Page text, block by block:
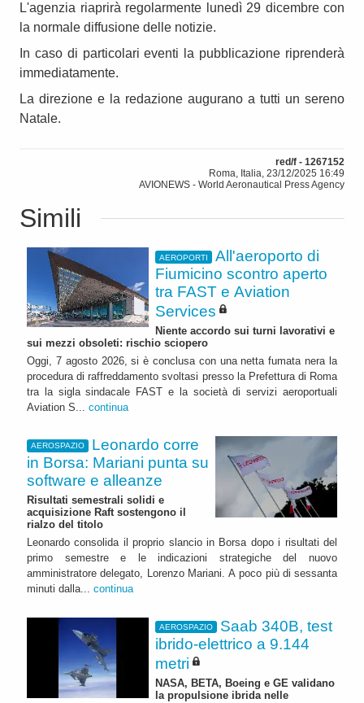
L'agenzia riaprirà regolarmente lunedì 29 dicembre con
la normale diffusione delle notizie.
In caso di particolari eventi la pubblicazione riprenderà
immediatamente.
La direzione e la redazione augurano a tutti un sereno
Natale.
red/f - 1267152
Roma, Italia, 23/12/2025 16:49
AVIONEWS - World Aeronautical Press Agency
Simili
AEROPORTI
All'aeroporto di
Fiumicino scontro aperto
tra FAST e Aviation
Services
Niente accordo sui turni lavorativi e
sui mezzi obsoleti: rischio sciopero
Oggi, 7 agosto 2026, si è conclusa con una netta fumata nera la
procedura di raffreddamento svoltasi presso la Prefettura di Roma
tra la sigla sindacale FAST e la società di servizi aeroportuali
Aviation S... continua
AEROSPAZIO
Leonardo corre
in Borsa: Mariani punta su
software e alleanze
Risultati semestrali solidi e
acquisizione Raft sostengono il
rialzo del titolo
Leonardo consolida il proprio slancio in Borsa dopo i risultati del
primo semestre e le indicazioni strategiche del nuovo
amministratore delegato, Lorenzo Mariani. A poco più di sessanta
minuti dalla... continua
AEROSPAZIO
Saab 340B, test
ibrido-elettrico a 9.144
metri
NASA, BETA, Boeing e GE validano
la propulsione ibrida nelle